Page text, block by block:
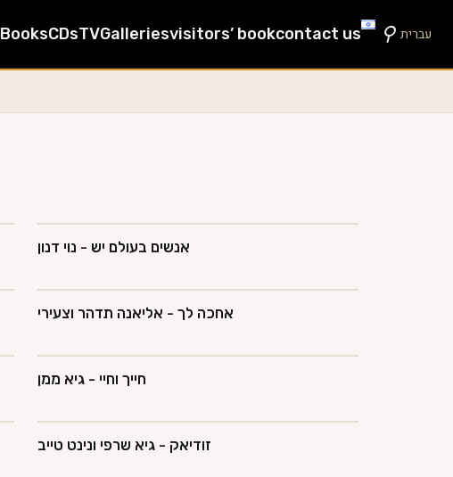
BooksCDsTVGalleriesvisitors’ bookcontact us ⚲ עברית
אנשים בעולם יש - נוי דנון
אחכה לך - אליאנה תדהר וצעירי
חייך וחיי - גיא ממן
זודיאק - גיא שרפי ונינט טייב